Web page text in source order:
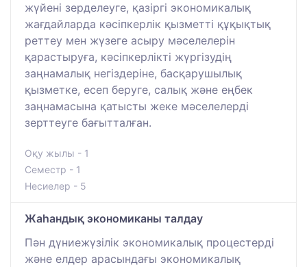
жүйені зерделеуге, қазіргі экономикалық
жағдайларда кәсіпкерлік қызметті құқықтық
реттеу мен жүзеге асыру мәселелерін
қарастыруға, кәсіпкерлікті жүргізудің
заңнамалық негіздеріне, басқарушылық
қызметке, есеп беруге, салық және еңбек
заңнамасына қатысты жеке мәселелерді
зерттеуге бағытталған.
Оқу жылы - 1
Семестр - 1
Несиелер - 5
Жаһандық экономиканы талдау
Пән дүниежүзілік экономикалық процестерді
және елдер арасындағы экономикалық